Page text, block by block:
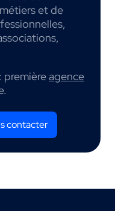
et de
premièreagence
contacter